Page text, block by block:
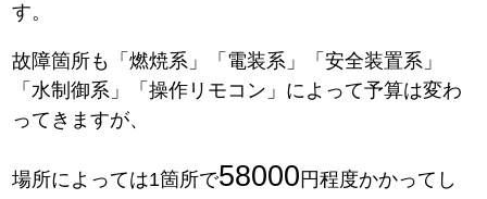
す。
故障箇所も「燃焼系」「電装系」「安全装置系」
「水制御系」「操作リモコン」によって予算は変わ
ってきますが、
場所によっては1箇所で58000 円程度かかってし